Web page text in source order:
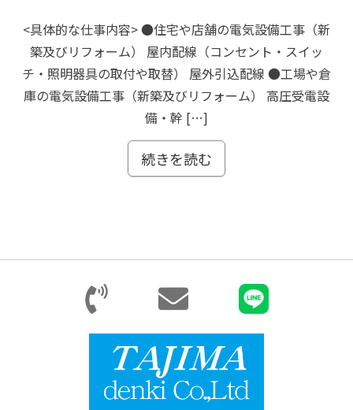
<具体的な仕事内容> ●住宅や店舗の電気設備工事（新
築及びリフォーム） 屋内配線（コンセント・スイッ
チ・照明器具の取付や取替） 屋外引込配線 ●工場や倉
庫の電気設備工事（新築及びリフォーム） 高圧受電設
備・幹 […]
続きを読む